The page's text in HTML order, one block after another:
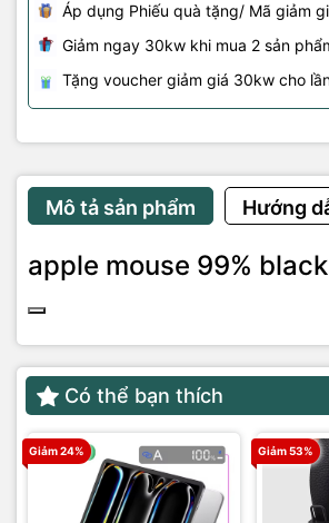
Áp dụng Phiếu quà tặng/ Mã giảm
Giảm ngay 30kw khi mua 2 sản
Tặng voucher giảm giá 30kw cho
Mô tả sản phẩm Hướng
apple mouse 99%
Có thể bạn thích
Giảm 24% Giảm 53%